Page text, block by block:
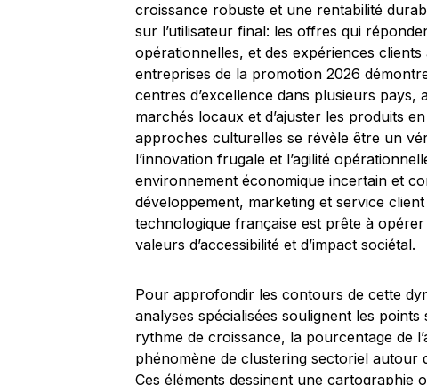
croissance robuste et une rentabilité
sur l’utilisateur final: les offres qui
opérationnelles, et des expériences
entreprises de la promotion 2026
centres d’excellence dans plusieurs pays,
marchés locaux et d’ajuster les produits
approches culturelles se révèle être un
l’innovation frugale et l’agilité
environnement économique incertain et
développement, marketing et service
technologique française est prête à
valeurs d’accessibilité et d’impact sociétal.
Pour approfondir les contours de cette
analyses spécialisées soulignent les
rythme de croissance, la pourcentage de
phénomène de clustering sectoriel autour
Ces éléments dessinent une cartographie